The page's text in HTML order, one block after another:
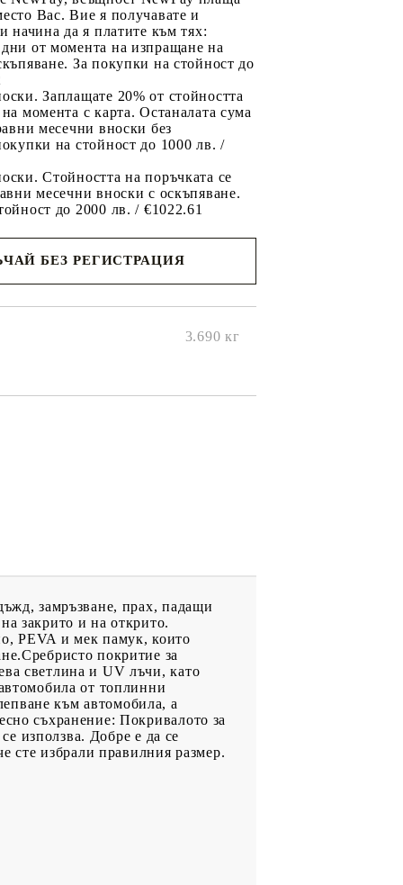
Вас. Вие я получавате и
начина да я платите към тях:
от момента на изпращане на
За покупки на стойност до
Заплащате 20% от стойността
момента с карта. Останалата сума
месечни вноски без
на стойност до 1000 лв. /
Стойността на поръчката се
месечни вноски с оскъпяване.
до 2000 лв. / €1022.61
БЕЗ РЕГИСТРАЦИЯ
3.690 кг
замръзване, прах, падащи
закрито и на открито.
PEVA и мек памук, които
покритие за
светлина и UV лъчи, като
от топлинни
към автомобила, а
съхранение: Покривалото за
използва. Добре е да се
сте избрали правилния размер.